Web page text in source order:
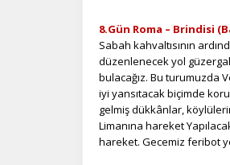
8.Gün Roma – Brindisi
Sabah kahvaltısının
düzenlenecek yol
bulacağız. Bu turumuzda
iyi yansıtacak biçimde
gelmiş dükkânlar,
Limanına hareket
hareket. Gecemiz feribot